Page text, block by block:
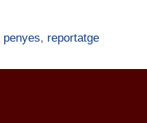
penyes, reportatge